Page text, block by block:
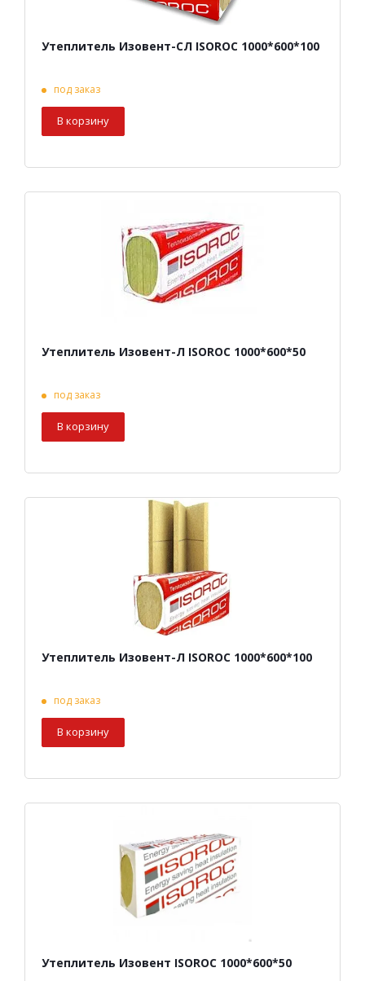
Утеплитель Изовент-СЛ ISOROC 1000*600*100
под заказ
В корзину
Утеплитель Изовент-Л ISOROC 1000*600*50
под заказ
В корзину
Утеплитель Изовент-Л ISOROC 1000*600*100
под заказ
В корзину
Утеплитель Изовент ISOROC 1000*600*50